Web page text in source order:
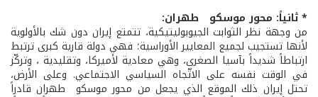
* ثانياً: محور موسكو ­ طهران:
من وجهة نظر الثوابت الجيوبوليتيكية، تتمتع إيران دون شك بالأولوية
لأنها تستجيب لجميع المعايير الأوراسية؛ فهي دولة قارية كبرى ترتبط
ارتباطاً شديداً بآسيا الصغرى، وهي معادية لأميركا، وتقليدية ، وتركّز
في الوقت نفسه على الاتّجاه السياسي الاجتماعي. وعلى الأرض،
تحتل إيران ذلك الموقع الذي يجعل من محور موسكو ­ طهران قادراً